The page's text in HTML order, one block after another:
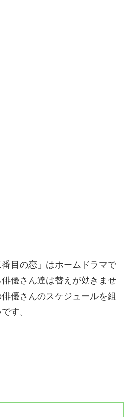
番目の恋」はホームドラマで
優さん達は替えが効きませ
優さんのスケジュールを組
す。